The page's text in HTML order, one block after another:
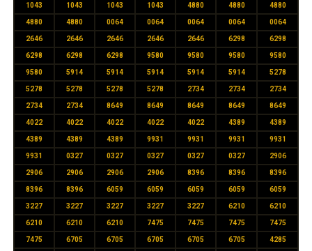
1043 1043 1043 1043 4880 4880 4880
4880 4880 0064 0064 0064 0064 0064
2646 2646 2646 2646 2646 6298 6298
6298 6298 6298 9580 9580 9580 9580
9580 5914 5914 5914 5914 5914 5278
5278 5278 5278 5278 2734 2734 2734
2734 2734 8649 8649 8649 8649 8649
4022 4022 4022 4022 4022 4389 4389
4389 4389 4389 9931 9931 9931 9931
9931 0327 0327 0327 0327 0327 2906
2906 2906 2906 2906 8396 8396 8396
8396 8396 6059 6059 6059 6059 6059
3227 3227 3227 3227 3227 6210 6210
6210 6210 6210 7475 7475 7475 7475
7475 6705 6705 6705 6705 6705 4285